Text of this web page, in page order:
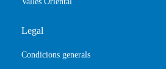
Legal
Condicions generals